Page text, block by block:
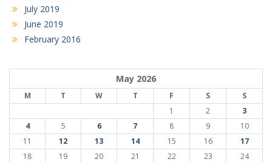
July 2019
June 2019
February 2016
May 2026
M T W T F S
S
1
2
3
4
5 6 7 8 9
10
11
12 13 14 15 16
17
18
19 20 21 22 23
24